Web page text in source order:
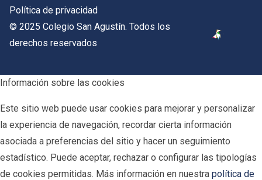
Política de privacidad
© 2025 Colegio San Agustín. Todos los
derechos reservados
Información sobre las cookies
Este sitio web puede usar cookies para mejorar y personalizar
la experiencia de navegación, recordar cierta información
asociada a preferencias del sitio y hacer un seguimiento
estadístico. Puede aceptar, rechazar o configurar las tipologías
de cookies permitidas. Más información en nuestra política de